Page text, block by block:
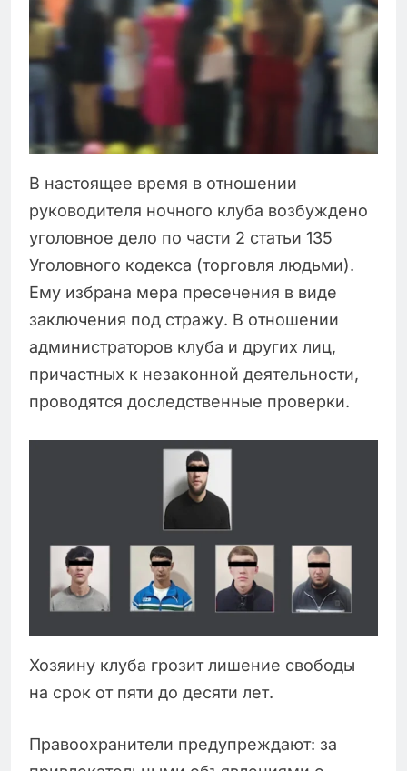
В настоящее время в отношении
руководителя ночного клуба возбуждено
уголовное дело по части 2 статьи 135
Уголовного кодекса (торговля людьми).
Ему избрана мера пресечения в виде
заключения под стражу. В отношении
администраторов клуба и других лиц,
причастных к незаконной деятельности,
проводятся доследственные проверки.
Хозяину клуба грозит лишение свободы
на срок от пяти до десяти лет.
Правоохранители предупреждают: за